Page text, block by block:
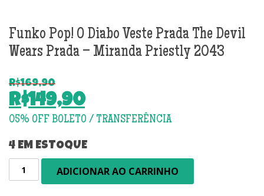
Funko Pop! O Diabo Veste Prada The Devil
Wears Prada – Miranda Priestly 2043
R$169,90
O
preço
era:
R$169,90.
R$149,90
O
atual
é:
R$149,90.
4 EM ESTOQUE
Funko
Pop!
ADICIONAR AO CARRINHO